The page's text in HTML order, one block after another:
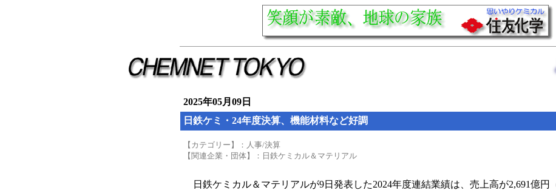
2025年05月09日
日鉄ケミ・24年度決算、機能材料など好調
【カテゴリー】：人事/決算
【関連企業・団体】：日鉄ケミカル＆マテリアル
日鉄ケミカル＆マテリアルが9日発表した2024年度連結業績は、売上高が2,691億円